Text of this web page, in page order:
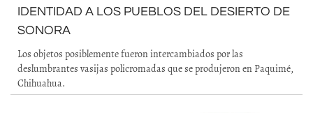
IDENTIDAD A LOS PUEBLOS DEL DESIERTO DE
SONORA
Los objetos posiblemente fueron intercambiados por las
deslumbrantes vasijas policromadas que se produjeron en Paquimé,
Chihuahua.